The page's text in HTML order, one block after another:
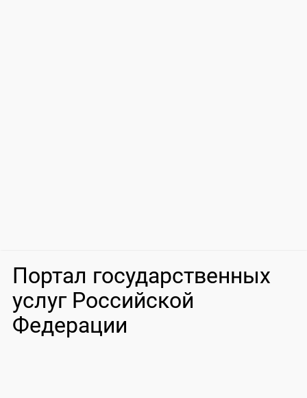
Портал государственных
услуг Российской
Федерации